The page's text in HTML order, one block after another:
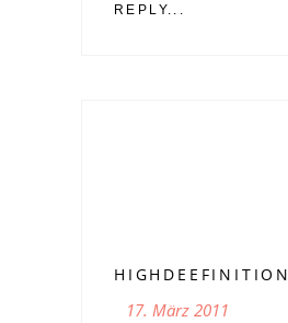
REPLY...
HIGHDEEFINITION
17. März 2011